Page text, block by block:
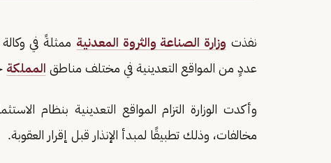
نفذت وزارة الصناعة والثروة المعدنية
عددٍ من المواقع التعدينية في مختلف مناطق المملكة
وأكدت الوزارة التزام المواقع التعدينية بنظام
مخالفات، وذلك تطبيقًا لمبدأ الإنذار قبل إقرار العقوبة.